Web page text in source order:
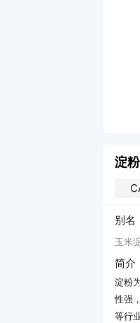
淀粉
别名
玉米
简介
淀粉
性强
等行